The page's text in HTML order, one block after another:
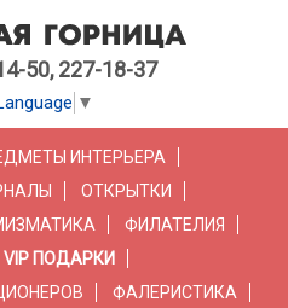
50, 227-18-37
▼
ИНТЕРЬЕРА
ОТКРЫТКИ
ФИЛАТЕЛИЯ
ПОДАРКИ
ФАЛЕРИСТИКА